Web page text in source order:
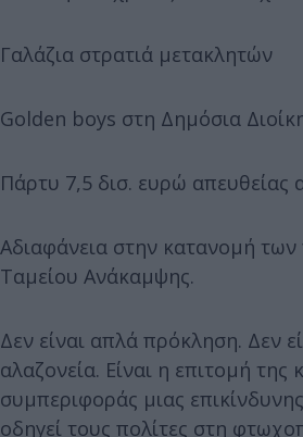
Γαλάζια στρατιά μετακλητών
Golden boys στη Δημόσια
Πάρτυ 7,5 δισ. ευρώ απευθείας
Αδιαφάνεια στην κατανομή
Ταμείου Ανάκαμψης.
Δεν είναι απλά πρόκληση. Δεν
αλαζονεία. Είναι η επιτομή της
συμπεριφοράς μιας
οδηγεί τους πολίτες στη